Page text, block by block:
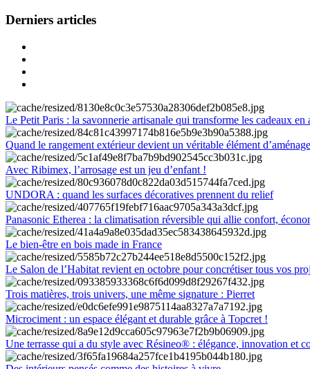
Derniers articles
Le Petit Paris : la savonnerie artisanale qui transforme les cadeaux en
Quand le rangement extérieur devient un véritable élément
Avec Ribimex, l’arrosage est un jeu d’enfant !
UNDORA : quand les surfaces décoratives prennent du relief
Panasonic Etherea : la climatisation réversible qui allie confort,
Le bien-être en bois made in France
Le Salon de l’Habitat revient en octobre pour concrétiser tous vos
Trois matières, trois univers, une même signature : Pierret
Microciment : un espace élégant et durable grâce à Topcret !
Une terrasse qui a du style avec Résineo® : élégance, innovation et